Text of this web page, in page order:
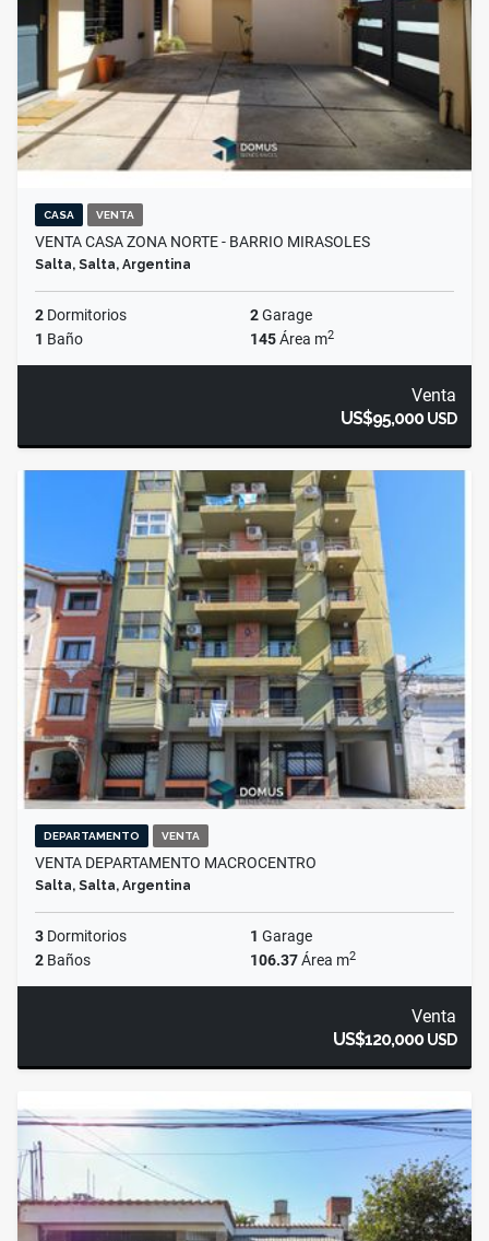
CASA VENTA
VENTA CASA ZONA NORTE - BARRIO MIRASOLES
Salta, Salta, Argentina
2 Dormitorios 2Garage
1 Baño 145Área m2
Venta
US$95,000USD
DEPARTAMENTO VENTA
VENTA DEPARTAMENTO MACROCENTRO
Salta, Salta, Argentina
3 Dormitorios 1 Garage
2 Baños 106.37Área m2
Venta
US$120,000USD